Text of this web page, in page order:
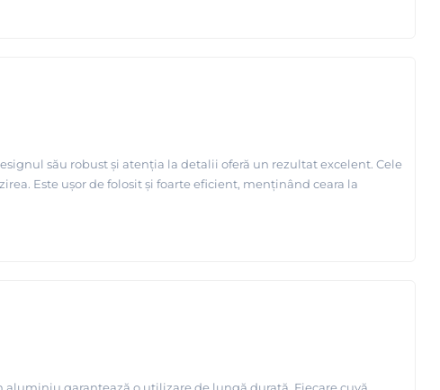
echipamentelor electrice si electronice (EEE) si trebuie
său robust și atenția la detalii oferă un rezultat excelent. Cele
Este ușor de folosit și foarte eficient, menținând ceara la